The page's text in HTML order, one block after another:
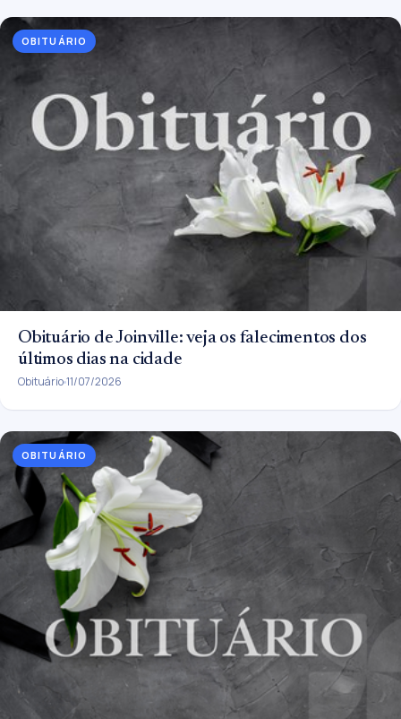
OBITUÁRIO
Obituário de Joinville: veja os falecimentos dos
últimos dias na cidade
Obituário11/07/2026
OBITUÁRIO